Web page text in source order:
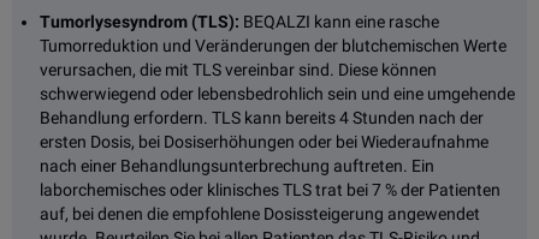
Tumorlysesyndrom (TLS): BEQALZI kann eine rasche
Tumorreduktion und Veränderungen der blutchemischen Werte
verursachen, die mit TLS vereinbar sind. Diese können
schwerwiegend oder lebensbedrohlich sein und eine umgehende
Behandlung erfordern. TLS kann bereits 4 Stunden nach der
ersten Dosis, bei Dosiserhöhungen oder bei Wiederaufnahme
nach einer Behandlungsunterbrechung auftreten. Ein
laborchemisches oder klinisches TLS trat bei 7 % der Patienten
auf, bei denen die empfohlene Dosissteigerung angewendet